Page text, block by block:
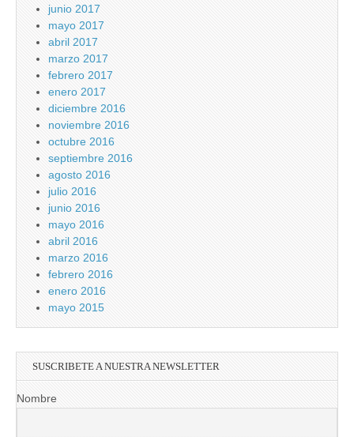
junio 2017
mayo 2017
abril 2017
marzo 2017
febrero 2017
enero 2017
diciembre 2016
noviembre 2016
octubre 2016
septiembre 2016
agosto 2016
julio 2016
junio 2016
mayo 2016
abril 2016
marzo 2016
febrero 2016
enero 2016
mayo 2015
SUSCRIBETE A NUESTRA NEWSLETTER
Nombre